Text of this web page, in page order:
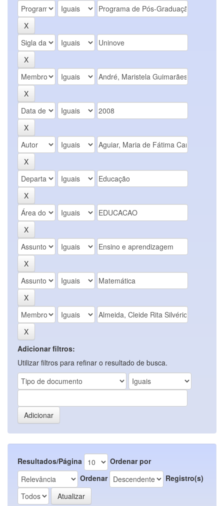
Adicionar filtros:
Utilizar filtros para refinar o resultado de busca.
Resultados/Página
Ordenar por
Ordenar
Registro(s)